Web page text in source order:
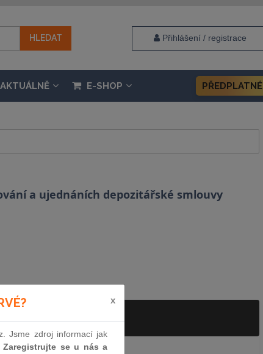
Přihlášení / registrace
AKTUÁLNĚ E-SHOP PŘEDPLATNÉ
a ujednáních depozitářské smlouvy
x
Jsme zdroj informací jak
Zaregistrujte se u nás a